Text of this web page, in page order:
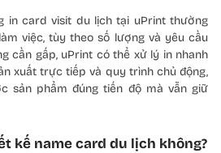
in card visit du lịch tại uPrint thường
việc, tùy theo số lượng và yêu cầu
cần gấp, uPrint có thể xử lý in nhanh
xuất trực tiếp và quy trình chủ động,
sản phẩm đúng tiến độ mà vẫn giữ
kế name card du lịch không?